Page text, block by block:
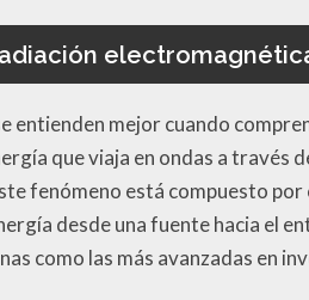
entienden mejor cuando
que viaja en ondas a través
fenómeno está compuesto
desde una fuente hacia el
como las más avanzadas en